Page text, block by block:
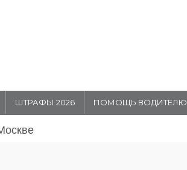
ШТРАФЫ 2026 ПОМОЩЬ ВОДИТЕЛЮ
в Москве